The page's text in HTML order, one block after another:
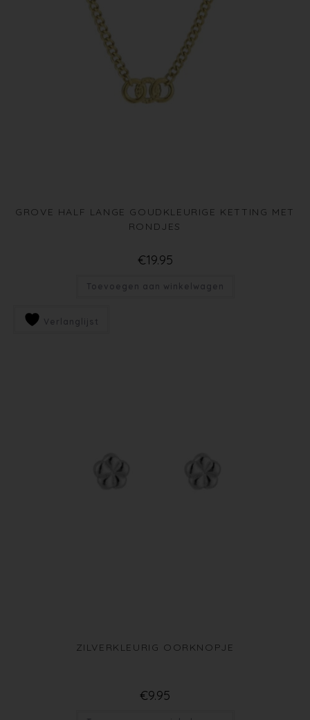
GROVE HALF LANGE GOUDKLEURIGE KETTING MET
RONDJES
€19.95
Toevoegen aan winkelwagen
Verlanglijst
ZILVERKLEURIG OORKNOPJE
€9.95